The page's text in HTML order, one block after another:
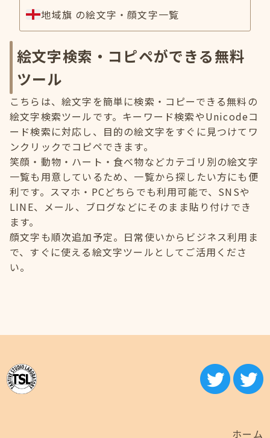
地域旗 の絵文字・顔文字一覧
絵文字検索・コピペができる無料
ツール
こちらは、絵文字を簡単に検索・コピーできる無料の
絵文字検索ツールです。キーワード検索やUnicodeコ
ード検索に対応し、目的の絵文字をすぐに見つけてワ
ンクリックでコピペできます。
笑顔・動物・ハート・食べ物などカテゴリ別の絵文字
一覧も用意しているため、一覧から探したい方にも便
利です。スマホ・PCどちらでも利用可能で、SNSや
LINE、メール、ブログなどにそのまま貼り付けでき
ます。
顔文字も順次追加予定。日常使いからビジネス利用ま
で、すぐに使える絵文字ツールとしてご活用くださ
い。
ホーム